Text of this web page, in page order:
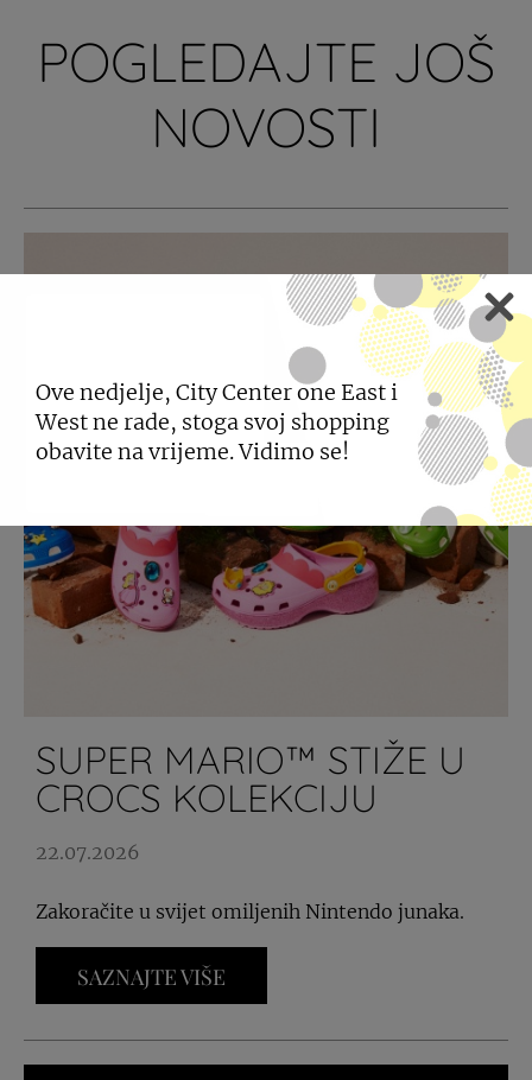
POGLEDAJTE JOŠ
NOVOSTI
SUPER MARIO™ STIŽE U
CROCS KOLEKCIJU
22.07.2026
Zakoračite u svijet omiljenih Nintendo junaka.
SAZNAJTE VIŠE
Ove nedjelje, City Center one East i
West ne rade, stoga svoj shopping
obavite na vrijeme. Vidimo se!